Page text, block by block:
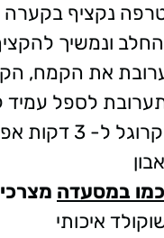
נקציף
ונמשיך
את הקמח,
לספל עמיד
3 דקות אפיה
במסעדה